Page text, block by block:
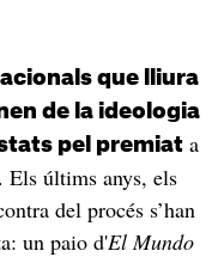
que lliura
de la ideologia
pel premiata
Els últims anys, els
del procés s’han
un paio d'El Mundo